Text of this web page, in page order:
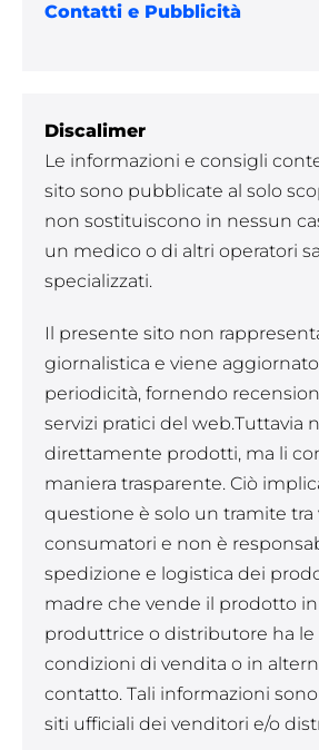
Contatti e Pubblicità
Discalimer
Le informazioni e consigli
sito sono pubblicate al solo
non sostituiscono in nessun
un medico o di altri operatori
specializzati.
Il presente sito non
giornalistica e viene
periodicità, fornendo
servizi pratici del web.Tuttavia
direttamente prodotti, ma li
maniera trasparente. Ciò
questione è solo un tramite tra
consumatori e non è
spedizione e logistica dei
madre che vende il prodotto
produttrice o distributore ha le
condizioni di vendita o in
contatto. Tali informazioni
siti ufficiali dei venditori e/o